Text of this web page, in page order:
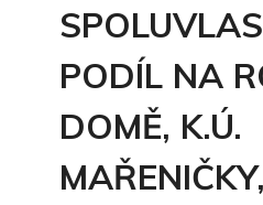
PODÍL NA
DOMĚ, K.Ú.